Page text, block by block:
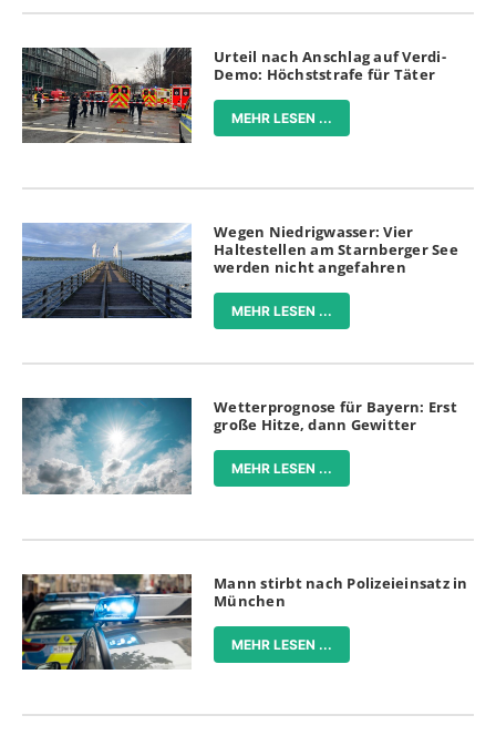
Urteil nach Anschlag auf Verdi-
Demo: Höchststrafe für Täter
MEHR LESEN ...
Wegen Niedrigwasser: Vier
Haltestellen am Starnberger See
werden nicht angefahren
MEHR LESEN ...
Wetterprognose für Bayern: Erst
große Hitze, dann Gewitter
MEHR LESEN ...
Mann stirbt nach Polizeieinsatz in
München
MEHR LESEN ...